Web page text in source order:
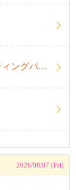
NARS ライトリフレクティングセッティングパウダー プレストN
2026/08/07 (Fri)